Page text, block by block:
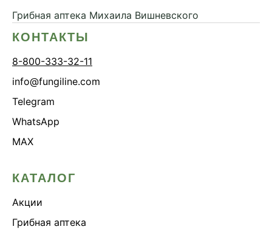
Грибная аптека Михаила Вишневского
КОНТАКТЫ
8-800-333-32-11
info@fungiline.com
Telegram
WhatsApp
MAX
КАТАЛОГ
Акции
Грибная аптека